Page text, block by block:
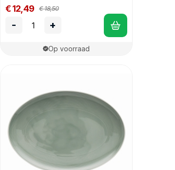
€ 12,49 € 18,50
- +
Op voorraad